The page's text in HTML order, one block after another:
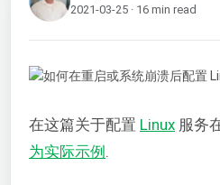
2021-03-25 · 16 min read
在这篇关于配置 Linux 服务
为实际示例